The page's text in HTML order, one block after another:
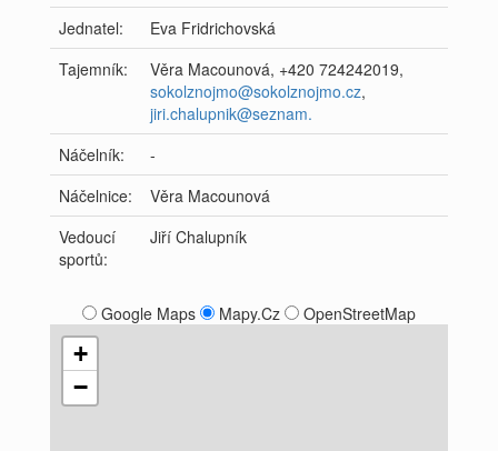
Jednatel:
Eva Fridrichovská
Tajemník:
Věra Macounová, +420 724242019,
sokolznojmo@sokolznojmo.cz,
jiri.chalupnik@seznam.
Náčelník:
-
Náčelnice:
Věra Macounová
Vedoucí
sportů:
Jiří Chalupník
Google Maps Mapy.Cz OpenStreetMap
+
−